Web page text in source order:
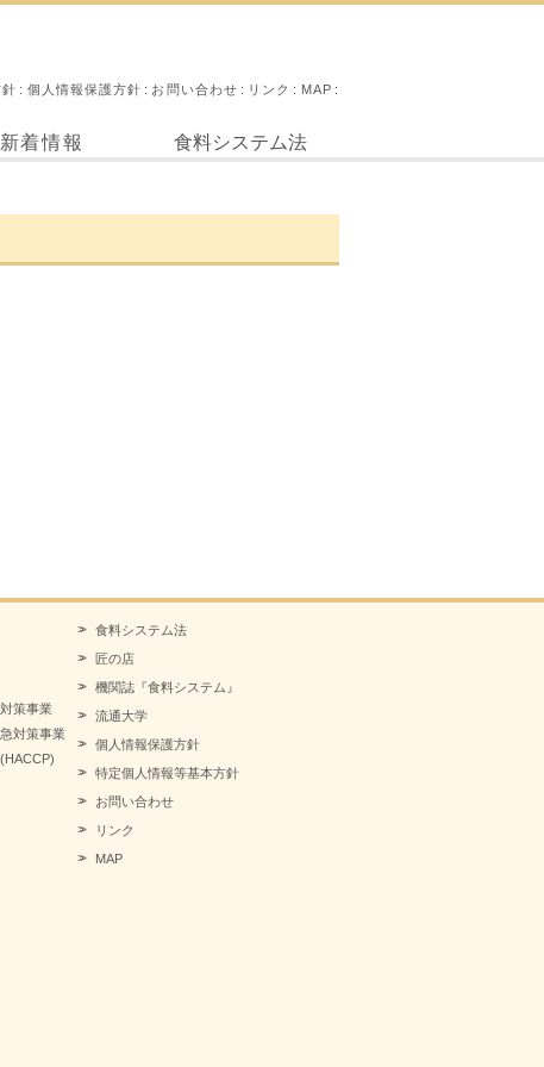
個人情報保護方針 お問い合わせ リンク MAP
新着情報 食料システム法
策事業
対策事業
食料システム法
匠の店
機関誌『食料システム』
流通大学
個人情報保護方針
特定個人情報等基本方針
お問い合わせ
リンク
MAP